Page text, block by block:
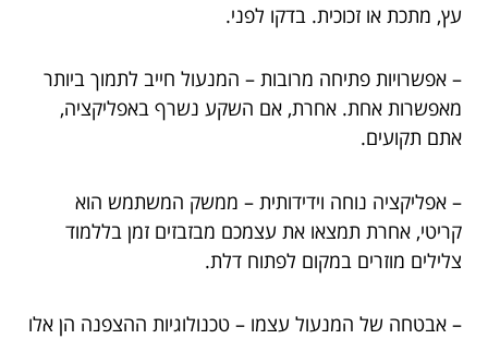
עץ, מתכת או זכוכית. בדקו לפני.
– אפשרויות פתיחה מרובות – המנעול חייב לתמוך ביותר
מאפשרות אחת. אחרת, אם השקע נשרף באפליקציה,
אתם תקועים.
– אפליקציה נוחה וידידותית – ממשק המשתמש הוא
קריטי, אחרת תמצאו את עצמכם מבזבזים זמן בללמוד
צלילים מוזרים במקום לפתוח דלת.
– אבטחה של המנעול עצמו – טכנולוגיות ההצפנה הן אלו